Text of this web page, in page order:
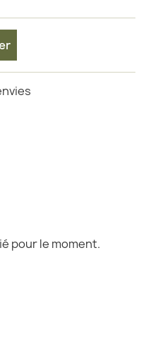
pour le moment.